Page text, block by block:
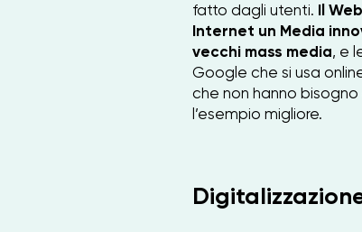
fatto dagli utenti. Il
Internet un Media
vecchi mass media, e
Google che si usa
che non hanno
l’esempio migliore.